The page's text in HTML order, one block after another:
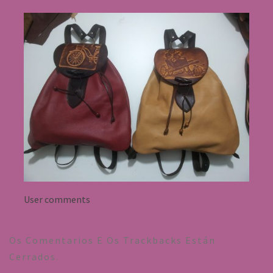
User comments
Os Comentarios E Os Trackbacks Están
Cerrados.